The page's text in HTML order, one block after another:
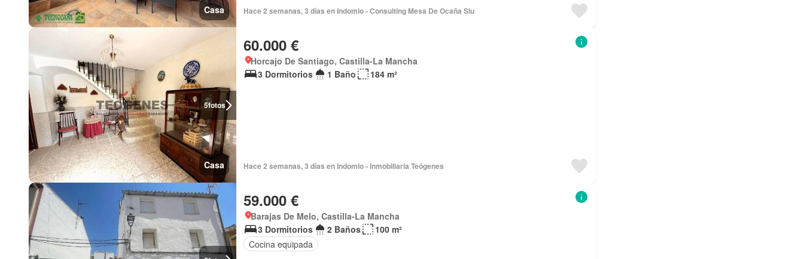
Casa Hace 2 semanas, 3 días en Indomio - Consulting Mesa De Ocaña Slu
5fotos
Casa
60.000 €
Horcajo De Santiago, Castilla-La Mancha
3 Dormitorios
1 Baño 184 m²
Hace 2 semanas, 3 días en Indomio - Inmobiliaria Teógenes
59.000 €
Barajas De Melo, Castilla-La Mancha
3 Dormitorios
2 Baños
100 m²
Cocina equipada